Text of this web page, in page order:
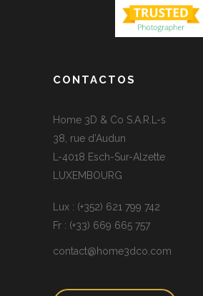
CONTACTOS
Home 3D & Co S.A.R.L-s
38, rue d’Audun
L-4018 Esch-Sur-Alzette
LUXEMBOURG
Lux : (+352) 621 799 742
Fr : (+33) 669 665 757
contact@home3dco.com